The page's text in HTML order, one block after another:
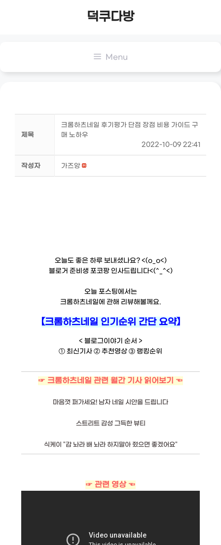
덕쿠다방
Menu
제목
크롬하츠네일 후기평가 단점 장점 비용 가이드 구
매 노하우
2022-10-09 22:41
작성자 가즈앙
오늘도 좋은 하루 보내셨나요? <(o_o<)
블로거 준비생 포코팡 인사드립니다<(^_^<)
오늘 포스팅에서는
크롬하츠네일에 관해 리뷰해볼께요.
【크롬하츠네일 인기순위 간단 요약】
< 블로그이야기 순서 >
① 최신기사 ② 추천영상 ③ 랭킹순위
☞ 크롬하츠네일 관련 월간 기사 읽어보기 ☜
마음껏 퍼가세요! 남자 네일 시안을 드립니다
스트리트 감성 그득한 뷰티
식케이 "감 놔라 배 놔라 하지말아 줬으면 좋겠어요"
☞ 관련 영상 ☜